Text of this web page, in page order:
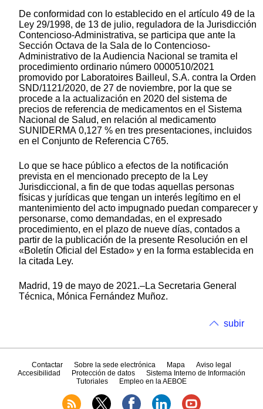
De conformidad con lo establecido en el artículo 49 de la
Ley 29/1998, de 13 de julio, reguladora de la Jurisdicción
Contencioso-Administrativa, se participa que ante la
Sección Octava de la Sala de lo Contencioso-
Administrativo de la Audiencia Nacional se tramita el
procedimiento ordinario número 0000510/2021
promovido por Laboratoires Bailleul, S.A. contra la Orden
SND/1121/2020, de 27 de noviembre, por la que se
procede a la actualización en 2020 del sistema de
precios de referencia de medicamentos en el Sistema
Nacional de Salud, en relación al medicamento
SUNIDERMA 0,127 % en tres presentaciones, incluidos
en el Conjunto de Referencia C765.
Lo que se hace público a efectos de la notificación
prevista en el mencionado precepto de la Ley
Jurisdiccional, a fin de que todas aquellas personas
físicas y jurídicas que tengan un interés legítimo en el
mantenimiento del acto impugnado puedan comparecer y
personarse, como demandadas, en el expresado
procedimiento, en el plazo de nueve días, contados a
partir de la publicación de la presente Resolución en el
«Boletín Oficial del Estado» y en la forma establecida en
la citada Ley.
Madrid, 19 de mayo de 2021.–La Secretaria General
Técnica, Mónica Fernández Muñoz.
subir
Contactar Sobre la sede electrónica Mapa
Aviso legal
Accesibilidad
Protección de datos
Sistema Interno de Información
Tutoriales
Empleo en la AEBOE